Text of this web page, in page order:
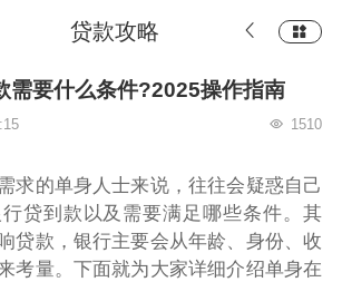
贷款攻略
需要什么条件?2025操作指南
1510
求的单身人士来说，往往会疑惑自己
贷到款以及需要满足哪些条件。其
贷款，银行主要会从年龄、身份、收
考量。下面就为大家详细介绍单身在